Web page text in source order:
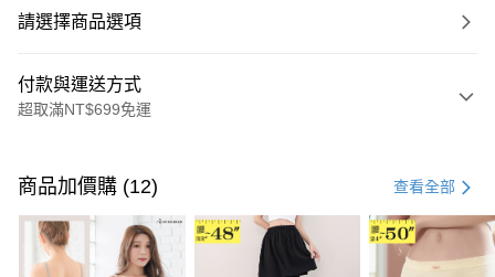
請選擇商品選項
付款與運送方式
超取滿NT$699免運
信用卡一次付款
超商取貨付款
LINE Pay
商品加價購 (12) 查看全部